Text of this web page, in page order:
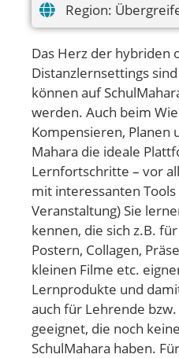
Region:
Das Herz der hybriden
Distanzlernsettings
können auf
werden. Auch beim
Kompensieren, Planen
Mahara die ideale
Lernfortschritte – vor
mit interessanten
Veranstaltung) Sie
kennen, die sich z.B.
Postern, Collagen,
kleinen Filme etc.
Lernprodukte und
auch für Lehrende
geeignet, die noch
SchulMahara haben.